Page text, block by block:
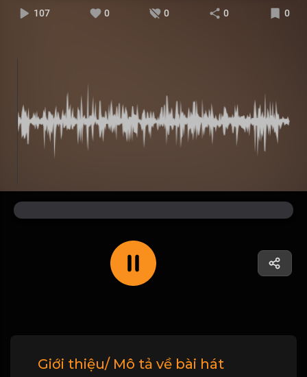
107 0 0 0 0
Giới thiệu/ Mô tả về bài hát